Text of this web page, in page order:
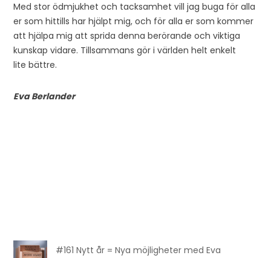
Med stor ödmjukhet och tacksamhet vill jag buga för alla
er som hittills har hjälpt mig, och för alla er som kommer
att hjälpa mig att sprida denna berörande och viktiga
kunskap vidare. Tillsammans gör i världen helt enkelt
lite bättre.
Eva Berlander
#161 Nytt år = Nya möjligheter med Eva